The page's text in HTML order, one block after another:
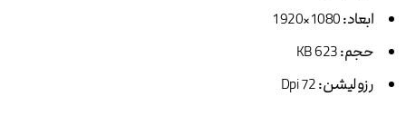
ابعاد:
حجم:
رزولیشن: